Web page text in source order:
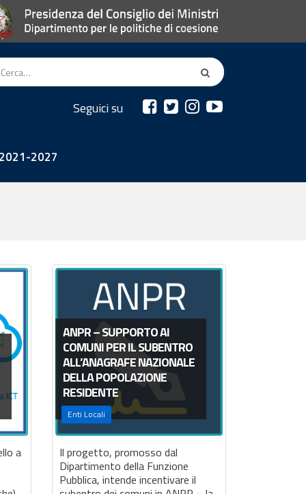
Seguici su
2021-2027
a
ANPR – SUPPORTO AI
COMUNI PER IL SUBENTRO
ALL’ANAGRAFE NAZIONALE
DELLA POPOLAZIONE
RESIDENTE
Enti Locali
Il progetto, promosso dal
Dipartimento della Funzione
Pubblica, intende incentivare il